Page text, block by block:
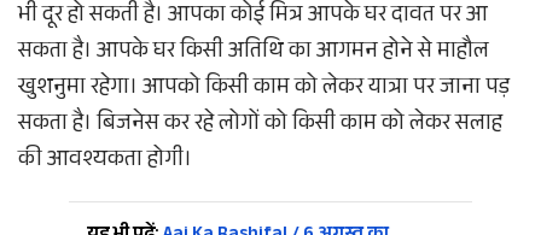
भी दूर हो सकती है। आपका कोई मित्र आपके घर दावत पर आ
सकता है। आपके घर किसी अतिथि का आगमन होने से माहौल
खुशनुमा रहेगा। आपको किसी काम को लेकर यात्रा पर जाना पड़
सकता है। बिजनेस कर रहे लोगों को किसी काम को लेकर सलाह
की आवश्यकता होगी।